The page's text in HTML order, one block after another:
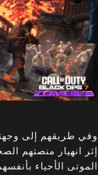
وفي طريقهم إلى
إثر انهيار منصتهم
الموتى الأحياء